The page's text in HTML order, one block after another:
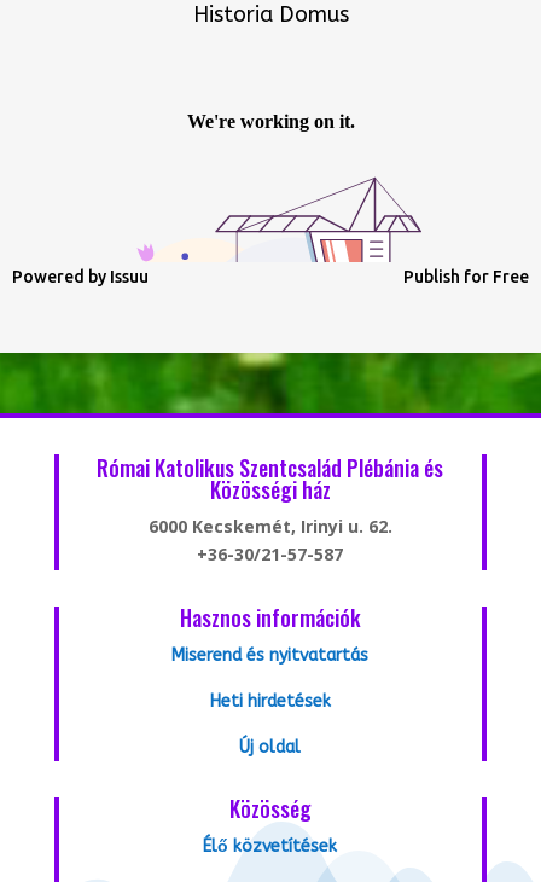
Historia Domus
Powered by Issuu Publish for Free
Római Katolikus Szentcsalád Plébánia és
Közösségi ház
6000 Kecskemét, Irinyi u. 62.
+36-30/21-57-587
Hasznos információk
Miserend és nyitvatartás
Heti hirdetések
Új oldal
Közösség
Élő közvetítések